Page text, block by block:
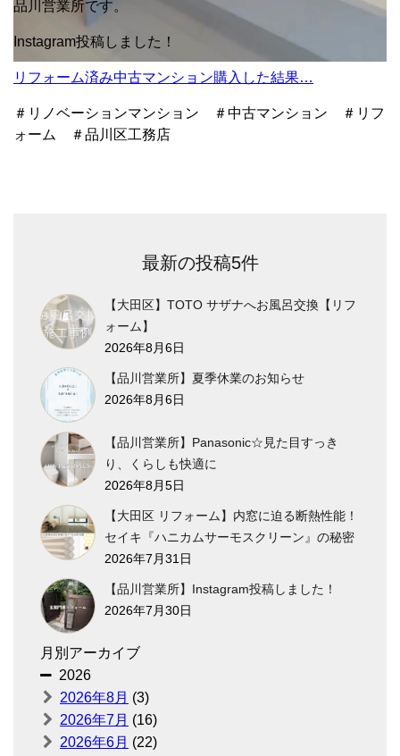
品川営業所です。
Instagram投稿しました！
リフォーム済み中古マンション購入した結果…
＃リノベーションマンション ＃中古マンション ＃リフ
ォーム ＃品川区工務店
最新の投稿5件
【大田区】TOTO サザナへお風呂交換【リフ
ォーム】
2026年8月6日
【品川営業所】夏季休業のお知らせ
2026年8月6日
【品川営業所】Panasonic☆見た目すっき
り、くらしも快適に
2026年8月5日
【大田区 リフォーム】内窓に迫る断熱性能！
セイキ『ハニカムサーモスクリーン』の秘密
2026年7月31日
【品川営業所】Instagram投稿しました！
2026年7月30日
月別アーカイブ
2026
2026年8月 (3)
2026年7月 (16)
2026年6月 (22)